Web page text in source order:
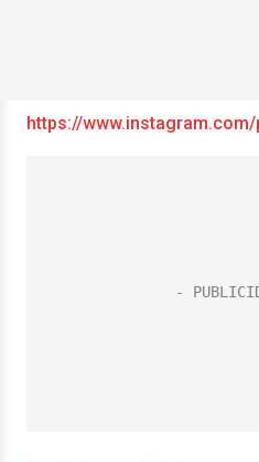
https://www.instagram.com/